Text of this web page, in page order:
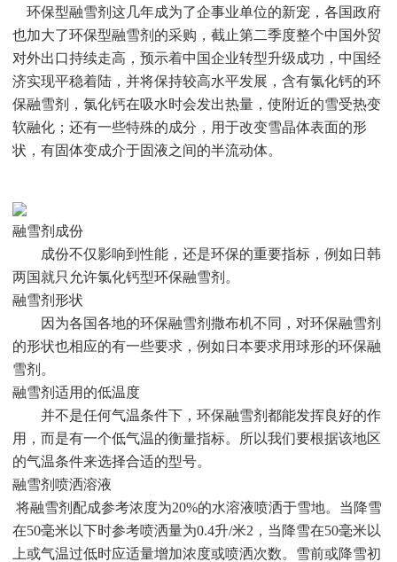
环保型融雪剂这几年成为了企事业单位的新宠，各国政府
也加大了环保型融雪剂的采购，截止第二季度整个中国外贸
对外出口持续走高，预示着中国企业转型升级成功，中国经
济实现平稳着陆，并将保持较高水平发展，含有氯化钙的环
保融雪剂，氯化钙在吸水时会发出热量，使附近的雪受热变
软融化；还有一些特殊的成分，用于改变雪晶体表面的形
状，有固体变成介于固液之间的半流动体。
融雪剂成份
成份不仅影响到性能，还是环保的重要指标，例如日韩
两国就只允许氯化钙型环保融雪剂。
融雪剂形状
因为各国各地的环保融雪剂撒布机不同，对环保融雪剂
的形状也相应的有一些要求，例如日本要求用球形的环保融
雪剂。
融雪剂适用的低温度
并不是任何气温条件下，环保融雪剂都能发挥良好的作
用，而是有一个低气温的衡量指标。所以我们要根据该地区
的气温条件来选择合适的型号。
融雪剂喷洒溶液
将融雪剂配成参考浓度为20%的水溶液喷洒于雪地。当降雪
在50毫米以下时参考喷洒量为0.4升/米2，当降雪在50毫米以
上或气温过低时应适量增加浓度或喷洒次数。雪前或降雪初